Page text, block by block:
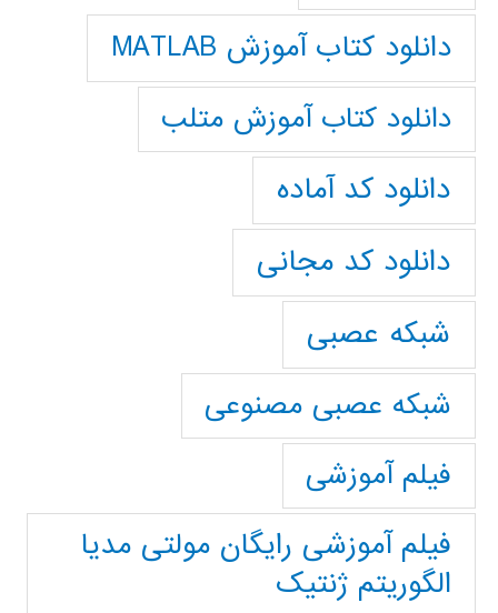
دانلود کتاب آموزش MATLAB
دانلود کتاب آموزش متلب
دانلود کد آماده
دانلود کد مجانی
شبکه عصبی
شبکه عصبی مصنوعی
فیلم آموزشی
فیلم آموزشی رایگان مولتی مدیا
الگوریتم ژنتیک